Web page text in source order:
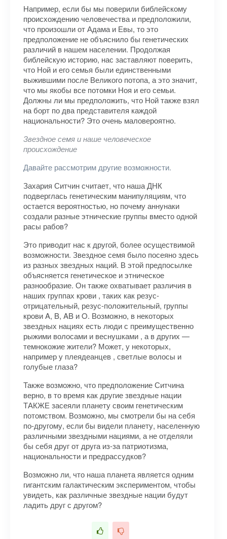
Например, если бы мы поверили библейскому
происхождению человечества и предположили,
что произошли от Адама и Евы, то это
предположение не объяснило бы генетических
различий в нашем населении. Продолжая
библейскую историю, нас заставляют поверить,
что Ной и его семья были единственными
выжившими после Великого потопа, а это значит,
что мы якобы все потомки Ноя и его семьи.
Должны ли мы предположить, что Ной также взял
на борт по два представителя каждой
национальности? Это очень маловероятно.
Звездное семя и наше человеческое
происхождение
Давайте рассмотрим другие возможности.
Захария Ситчин считает, что наша ДНК
подверглась генетическим манипуляциям, что
остается вероятностью, но почему аннунаки
создали разные этнические группы вместо одной
расы рабов?
Это приводит нас к другой, более осуществимой
возможности. Звездное семя было посеяно здесь
из разных звездных наций. В этой предпосылке
объясняется генетическое и этническое
разнообразие. Он также охватывает различия в
наших группах крови , таких как резус-
отрицательный, резус-положительный, группы
крови A, B, AB и O. Возможно, в некоторых
звездных нациях есть люди с преимущественно
рыжими волосами и веснушками , а в других —
темнокожие жители? Может, у некоторых,
например у плеядеанцев , светлые волосы и
голубые глаза?
Также возможно, что предположение Ситчина
верно, в то время как другие звездные нации
ТАКЖЕ засеяли планету своим генетическим
потомством. Возможно, мы смотрели бы на себя
по-другому, если бы видели планету, населенную
различными звездными нациями, а не отделяли
бы себя друг от друга из-за патриотизма,
национальности и предрассудков?
Возможно ли, что наша планета является одним
гигантским галактическим экспериментом, чтобы
увидеть, как различные звездные нации будут
ладить друг с другом?